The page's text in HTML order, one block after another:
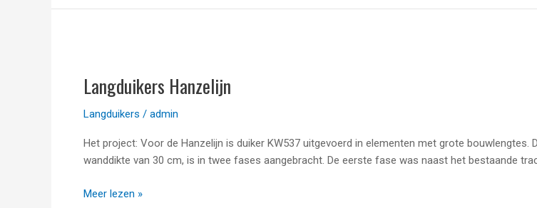
Langduikers Hanzelijn
Langduikers / admin
Het project: Voor de Hanzelijn is duiker KW537 uitgevoerd in elementen met grote bouwlengtes.
wanddikte van 30 cm, is in twee fases aangebracht. De eerste fase was naast het bestaande
Meer lezen »